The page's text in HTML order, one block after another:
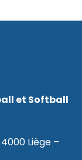
et Softball
Liège –